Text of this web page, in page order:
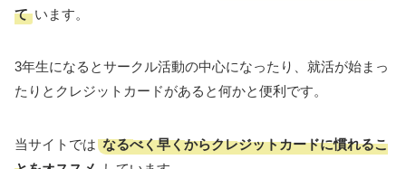
て います。
3年生になるとサークル活動の中心になったり、就活が始まっ
たりとクレジットカードがあると何かと便利です。
当サイトでは なるべく早くからクレジットカードに慣れるこ